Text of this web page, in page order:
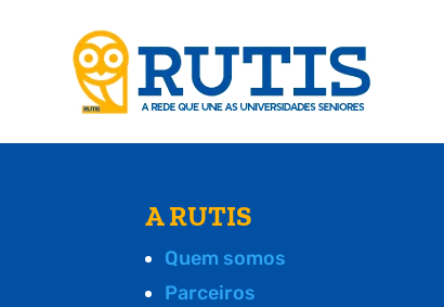
A RUTIS
Quem somos
Parceiros